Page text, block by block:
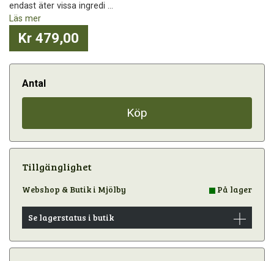
endast äter vissa ingredi ...
Läs mer
Kr 479,00
Antal
Köp
Tillgänglighet
Webshop & Butik i Mjölby På lager
Se lagerstatus i butik